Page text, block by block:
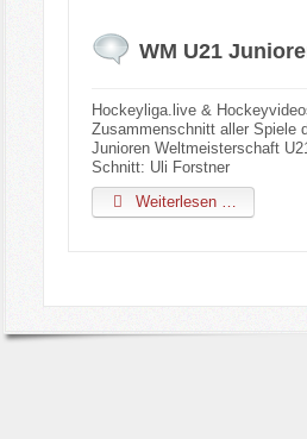
WM U21
Hockeyliga.live &
Zusammenschnitt aller Spiele
Junioren Weltmeisterschaft
Schnitt: Uli Forstner
Weiterlesen …